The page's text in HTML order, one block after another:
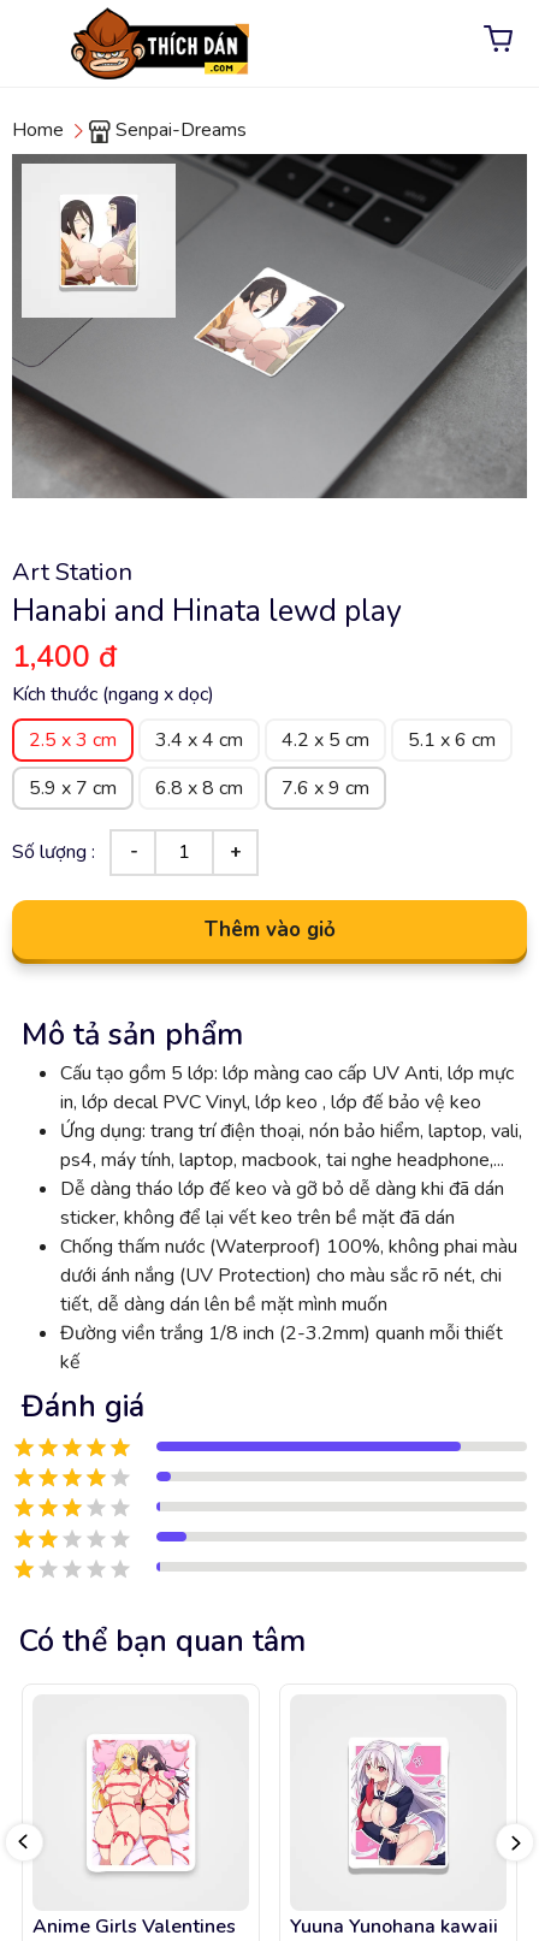
Home Senpai-Dreams
Art Station
Hanabi and Hinata lewd play
1,400 đ
Kích thước (ngang x dọc)
2.5 x 3 cm
3.4 x 4 cm 4.2 x 5 cm
5.1 x 6 cm
5.9 x 7 cm
6.8 x 8 cm 7.6 x 9 cm
Số lượng :
Thêm vào giỏ
Mô tả sản phẩm
Cấu tạo gồm 5 lớp: lớp màng cao cấp UV Anti, lớp mực
in, lớp decal PVC Vinyl, lớp keo , lớp đế bảo vệ keo
Ứng dụng: trang trí điện thoại, nón bảo hiểm, laptop, vali,
ps4, máy tính, laptop, macbook, tai nghe headphone,...
Dễ dàng tháo lớp đế keo và gỡ bỏ dễ dàng khi đã dán
sticker, không để lại vết keo trên bề mặt đã dán
Chống thấm nước (Waterproof) 100%, không phai màu
dưới ánh nắng (UV Protection) cho màu sắc rõ nét, chi
tiết, dễ dàng dán lên bề mặt mình muốn
Đường viền trắng 1/8 inch (2-3.2mm) quanh mỗi thiết
kế
Đánh giá
Có thể bạn quan tâm
Anime Girls Valentines Yuuna Yunohana kawaii